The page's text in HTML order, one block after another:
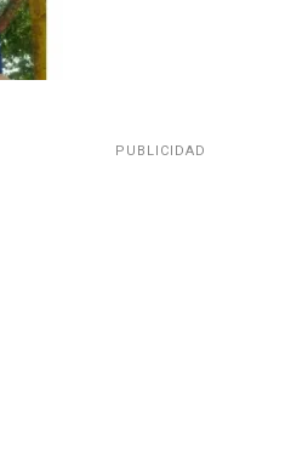
PUBLICIDAD